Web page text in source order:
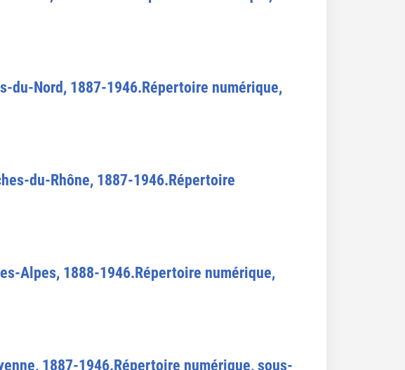
du-Nord, 1887-1946.Répertoire numérique,
du-Rhône, 1887-1946.Répertoire
Alpes, 1888-1946.Répertoire numérique,
1887-1946.Répertoire numérique, sous-